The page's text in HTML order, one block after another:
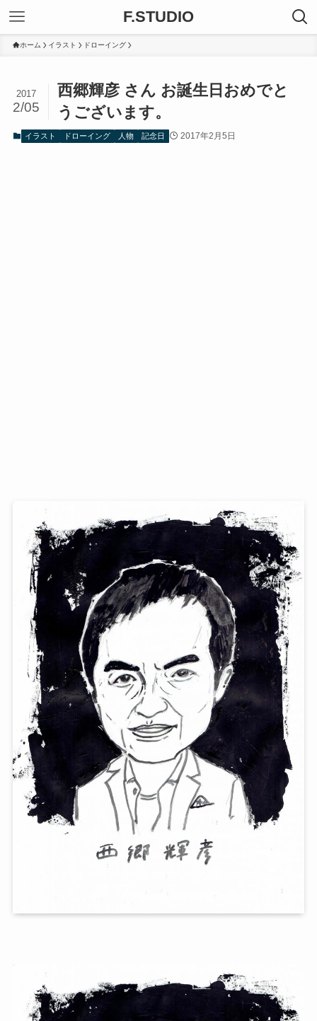
F.STUDIO
ホーム イラスト ドローイング
西郷輝彦 さん お誕生日おめでと
うございます。
2017
2/05
イラスト ドローイング 人物 記念日 2017年2月5日